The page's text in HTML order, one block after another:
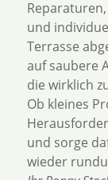
und
Terrasse
auf saubere
die wirklich
Ob kleines
und sorge
wieder